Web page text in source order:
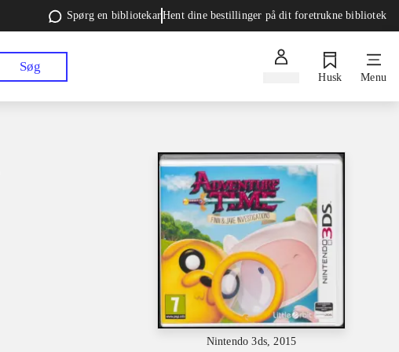
Spørg en bibliotekarHent dine bestillinger på dit foretrukne bibliotek
Søg
Husk Menu
Nintendo 3ds, 2015